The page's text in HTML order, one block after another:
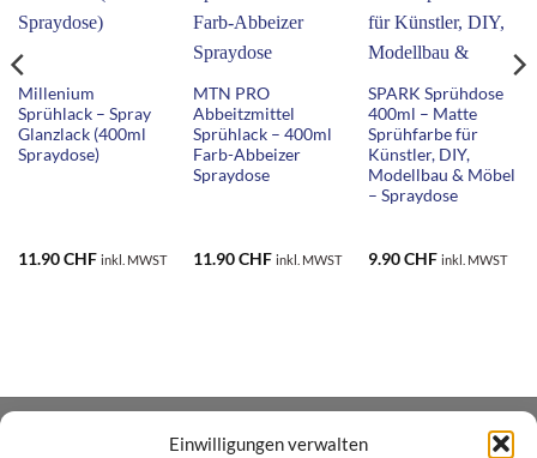
Einwilligungen verwalten
Millenium
Sprühlack – Spray
Glanzlack (400ml
Spraydose)
11.90CHF inkl. MWST
MTN PRO
Abbeitzmittel
Sprühlack – 400ml
Farb-Abbeizer
Spraydose
11.90CHF inkl. MWST
SPARK Sprühdose
400ml – Matte
Sprühfarbe für
Künstler, DIY,
Modellbau & Möbel
– Spraydose
9.90CHF inkl. MWST